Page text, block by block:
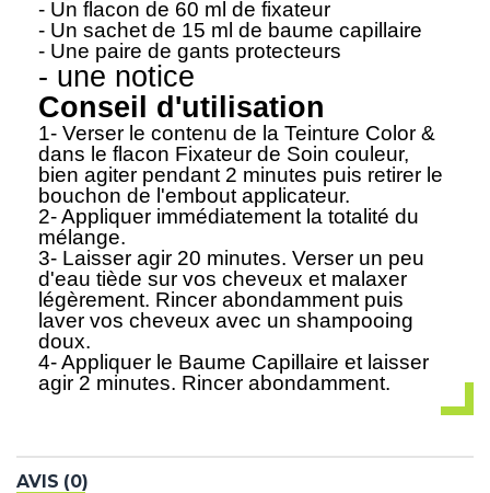
- Un flacon de 60 ml de fixateur
- Un sachet de 15 ml de baume capillaire
- Une paire de gants protecteurs
- une notice
Conseil d'utilisation
1- Verser le contenu de la Teinture Color &
dans le flacon Fixateur de Soin couleur,
bien agiter pendant 2 minutes puis retirer le
bouchon de l'embout applicateur.
2- Appliquer immédiatement la totalité du
mélange.
3- Laisser agir 20 minutes. Verser un peu
d'eau tiède sur vos cheveux et malaxer
légèrement. Rincer abondamment puis
laver vos cheveux avec un shampooing
doux.
4- Appliquer le Baume Capillaire et laisser
agir 2 minutes. Rincer abondamment.
AVIS (0)